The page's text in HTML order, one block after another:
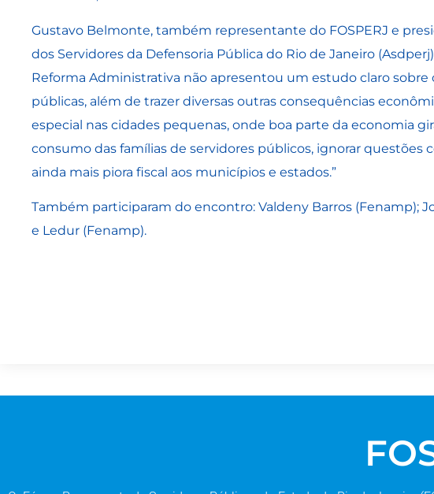
Gustavo Belmonte, também representante do FOSPERJ e
dos Servidores da Defensoria Pública do Rio de Janeiro
Reforma Administrativa não apresentou um estudo claro sobre
públicas, além de trazer diversas outras consequências
especial nas cidades pequenas, onde boa parte da economia
consumo das famílias de servidores públicos, ignorar questões
ainda mais piora fiscal aos municípios e estados.”
Também participaram do encontro: Valdeny Barros (Fenamp);
e Ledur (Fenamp).